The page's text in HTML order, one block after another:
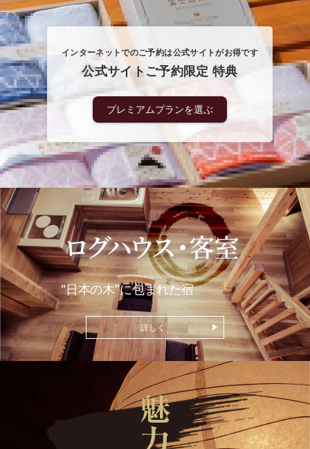
インターネットでのご予約は公式サイトがお得です
公式サイトご予約限定 特典
プレミアムプランを選ぶ
“日本の木”に包まれた宿
詳しく